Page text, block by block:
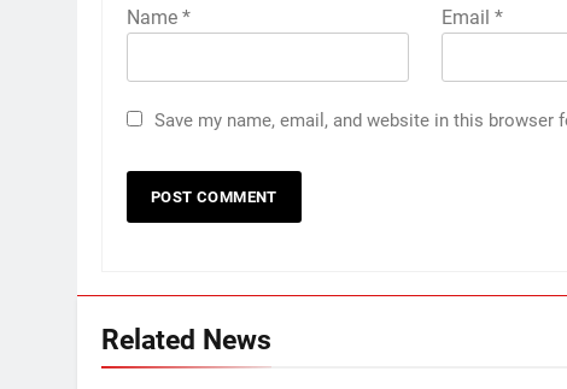
Name * Email *
Save my name, email, and website in this browser
Related News